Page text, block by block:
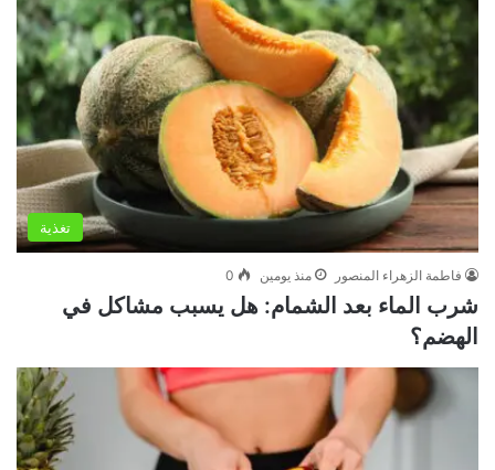
تغذية
فاطمة الزهراء المنصور منذ يومين 0
شرب الماء بعد الشمام: هل يسبب مشاكل في
الهضم؟